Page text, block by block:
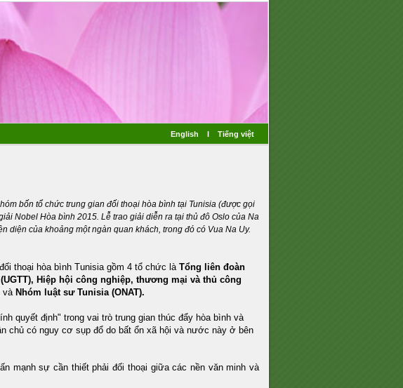
English I Tiếng việt
bốn tổ chức trung gian đối thoại hòa bình tại Tunisia (được gọi
Nobel Hòa bình 2015. Lễ trao giải diễn ra tại thủ đô Oslo của Na
diện của khoảng một ngàn quan khách, trong đó có Vua Na Uy.
thoại hòa bình Tunisia gồm 4 tổ chức làTổng liên đoàn
Hiệp hội công nghiệp, thương mại và thủ công
và Nhóm luật sư Tunisia (ONAT).
quyết định" trong vai trò trung gian thúc đẩy hòa bình và
chủ có nguy cơ sụp đổ do bất ổn xã hội và nước này ở bên
mạnh sự cần thiết phải đối thoại giữa các nền văn minh và